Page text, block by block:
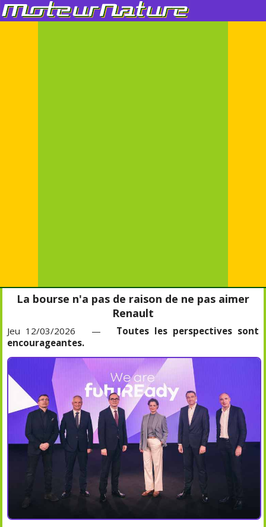
La bourse n'a pas de raison de ne pas aimer
Renault
Jeu 12/03/2026 — Toutes les perspectives sont
encourageantes.